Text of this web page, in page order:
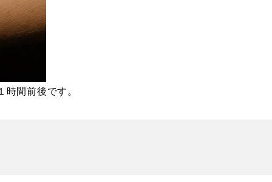
間前後です。